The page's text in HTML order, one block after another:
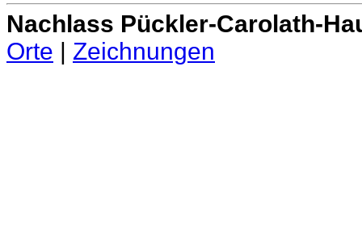
Nachlass Pückler-Carolath-
Orte | Zeichnungen